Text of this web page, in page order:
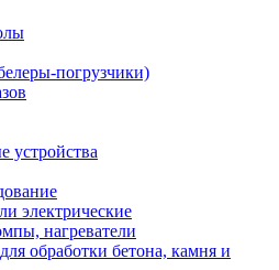
погрузчики)
устройства
электрические
нагреватели
обработки бетона, камня и